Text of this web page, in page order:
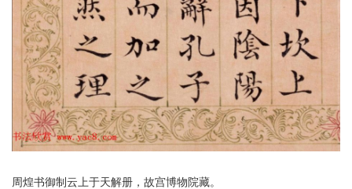
周煌书御制云上于天解册，故宫博物院藏。